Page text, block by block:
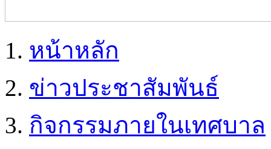
หน้าหลัก
ข่าวประชาสัมพันธ์
กิจกรรมภายในเทศบาล